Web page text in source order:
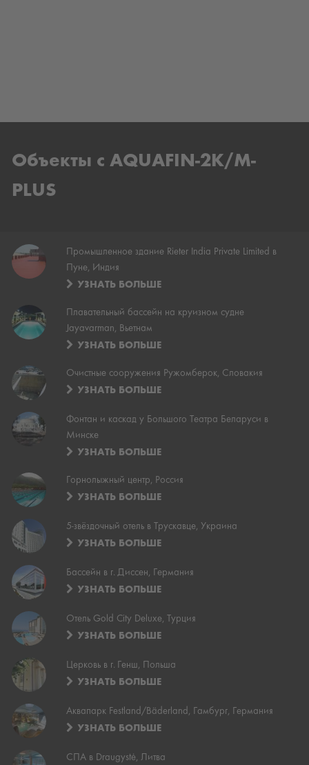
Объекты с AQUAFIN-2K/M-
PLUS
Промышленное здание Rieter India Private Limited в
Пуне, Индия
УЗНАТЬ БОЛЬШЕ
Плавательный бассейн на круизном судне
Jayavarman, Вьетнам
УЗНАТЬ БОЛЬШЕ
Очистные сооружения Ружомберок, Словакия
УЗНАТЬ БОЛЬШЕ
Фонтан и каскад у Большого Театра Беларуси в
Минске
УЗНАТЬ БОЛЬШЕ
Горнолыжный центр, Россия
УЗНАТЬ БОЛЬШЕ
5-звёздочный отель в Трускавце, Украина
УЗНАТЬ БОЛЬШЕ
Бассейн в г. Диссен, Германия
УЗНАТЬ БОЛЬШЕ
Отель Gold City Deluxe, Турция
УЗНАТЬ БОЛЬШЕ
Церковь в г. Генш, Польша
УЗНАТЬ БОЛЬШЕ
Аквапарк Festland/Bäderland, Гамбург, Германия
УЗНАТЬ БОЛЬШЕ
СПА в Draugystė, Литва